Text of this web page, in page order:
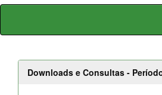
Skip
Downloads e Consultas -